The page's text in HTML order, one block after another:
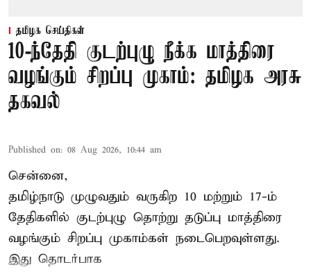
தமிழக செய்திகள்
10-ந்தேதி குடற்புழு நீக்க மாத்திரை
வழங்கும் சிறப்பு முகாம்: தமிழக அரசு
தகவல்
Published on: 08 Aug 2026, 10:44 am
சென்னை,
தமிழ்நாடு முழுவதும் வருகிற 10 மற்றும் 17-ம்
தேதிகளில் குடற்புழு தொற்று தடுப்பு மாத்திரை
வழங்கும் சிறப்பு முகாம்கள் நடைபெறவுள்ளது.
இது தொடர்பாக